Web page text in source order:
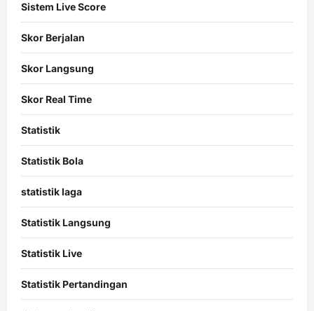
Sistem Live Score
Skor Berjalan
Skor Langsung
Skor Real Time
Statistik
Statistik Bola
statistik laga
Statistik Langsung
Statistik Live
Statistik Pertandingan